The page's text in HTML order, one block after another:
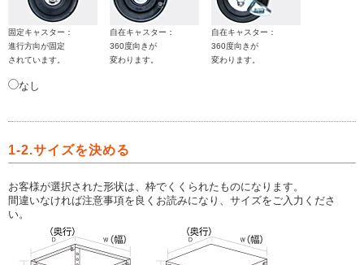
固定キャスター：
進行方向が固定
されています。
自在キャスター：
360度向きが
変わります。
自在キャスター：
360度向きが
変わります。
なし
1-2.サイズを決める
お客様が選択された形状は、枠でくくられたものになります。
間違いなければ注意事項を良くお読みになり、サイズをご入力くださ
い。